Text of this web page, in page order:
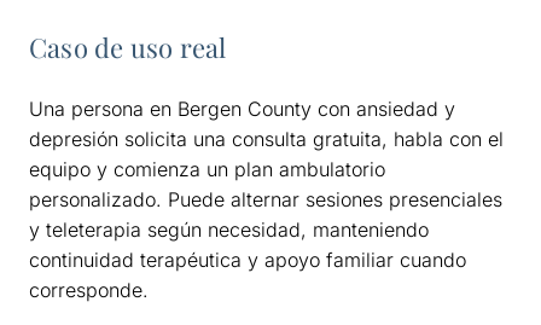
Caso de uso real
Una persona en Bergen County con ansiedad y
depresión solicita una consulta gratuita, habla con el
equipo y comienza un plan ambulatorio
personalizado. Puede alternar sesiones presenciales
y teleterapia según necesidad, manteniendo
continuidad terapéutica y apoyo familiar cuando
corresponde.